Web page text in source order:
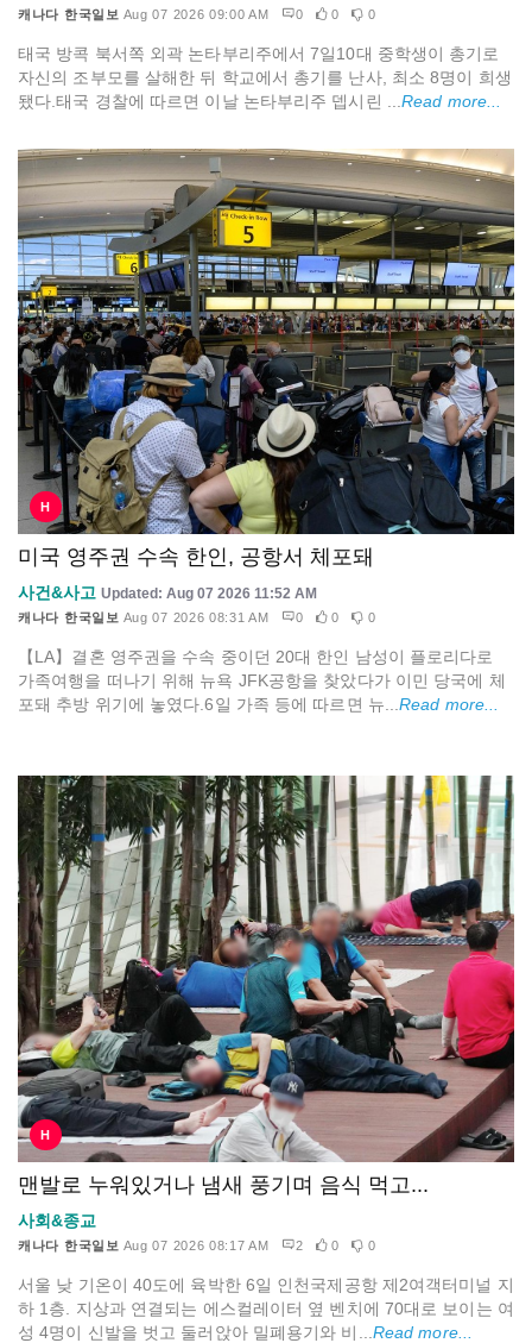
캐나다 한국일보 Aug 07 2026 09:00 AM 0 0 0
태국 방콕 북서쪽 외곽 논타부리주에서 7일10대 중학생이 총기로
자신의 조부모를 살해한 뒤 학교에서 총기를 난사, 최소 8명이 희생
됐다.태국 경찰에 따르면 이날 논타부리주 뎁시린 ... Read more...
H
미국 영주권 수속 한인, 공항서 체포돼
사건&사고 Updated: Aug 07 2026 11:52 AM
캐나다 한국일보 Aug 07 2026 08:31 AM 0 0 0
【LA】결혼 영주권을 수속 중이던 20대 한인 남성이 플로리다로
가족여행을 떠나기 위해 뉴욕 JFK공항을 찾았다가 이민 당국에 체
포돼 추방 위기에 놓였다.6일 가족 등에 따르면 뉴...Read more...
H
맨발로 누워있거나 냄새 풍기며 음식 먹고...
사회&종교
캐나다 한국일보 Aug 07 2026 08:17 AM 2 0 0
서울 낮 기온이 40도에 육박한 6일 인천국제공항 제2여객터미널 지
하 1층. 지상과 연결되는 에스컬레이터 옆 벤치에 70대로 보이는 여
성 4명이 신발을 벗고 둘러앉아 밀폐용기와 비...Read more...